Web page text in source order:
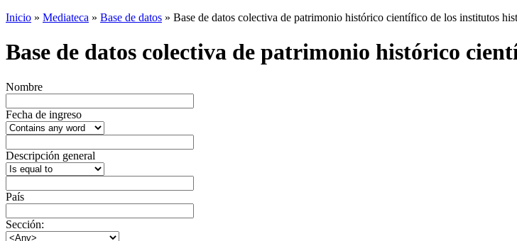
Inicio » Mediateca » Base de datos » Base de datos colectiva de patrimonio histórico científico de los institutos
Base de datos colectiva de patrimonio histórico
Nombre
Fecha de ingreso
Descripción general
País
Sección: